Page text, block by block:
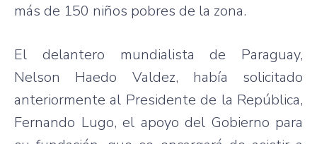
más de 150 niños pobres de la zona.
El delantero mundialista de Paraguay,
Nelson Haedo Valdez, había
solicitado
anteriormente al Presidente de la República,
Fernando Lugo, el apoyo del Gobierno para